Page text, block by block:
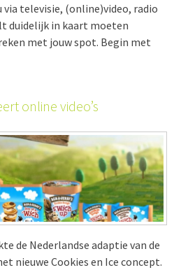
via televisie, (online)video, radio
duidelijk in kaart moeten
met jouw spot. Begin met
online video’s
de Nederlandse adaptie van de
nieuwe Cookies en Ice concept.